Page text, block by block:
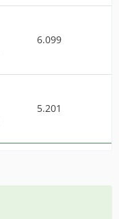
6.099
5.201